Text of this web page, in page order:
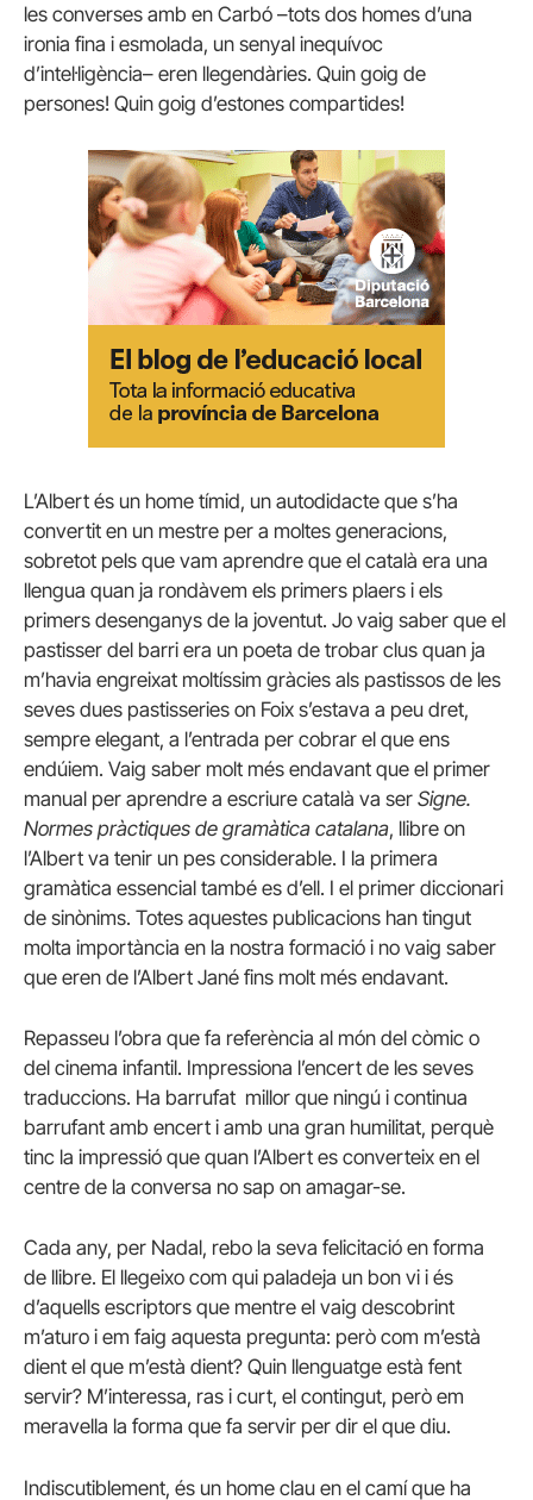
les converses amb en Carbó –tots dos homes d’una
ironia fina i esmolada, un senyal inequívoc
d’intel·ligència– eren llegendàries. Quin goig de
persones! Quin goig d’estones compartides!
L’Albert és un home tímid, un autodidacte que s’ha
convertit en un mestre per a moltes generacions,
sobretot pels que vam aprendre que el català era una
llengua quan ja rondàvem els primers plaers i els
primers desenganys de la joventut. Jo vaig saber que el
pastisser del barri era un poeta de trobar clus quan ja
m’havia engreixat moltíssim gràcies als pastissos de les
seves dues pastisseries on Foix s’estava a peu dret,
sempre elegant, a l’entrada per cobrar el que ens
endúiem. Vaig saber molt més endavant que el primer
manual per aprendre a escriure català va ser Signe.
Normes pràctiques de gramàtica catalana, llibre on
l’Albert va tenir un pes considerable. I la primera
gramàtica essencial també es d’ell. I el primer diccionari
de sinònims. Totes aquestes publicacions han tingut
molta importància en la nostra formació i no vaig saber
que eren de l’Albert Jané fins molt més endavant.
Repasseu l’obra que fa referència al món del còmic o
del cinema infantil. Impressiona l’encert de les seves
traduccions. Ha barrufat millor que ningú i continua
barrufant amb encert i amb una gran humilitat, perquè
tinc la impressió que quan l’Albert es converteix en el
centre de la conversa no sap on amagar-se.
Cada any, per Nadal, rebo la seva felicitació en forma
de llibre. El llegeixo com qui paladeja un bon vi i és
d’aquells escriptors que mentre el vaig descobrint
m’aturo i em faig aquesta pregunta: però com m’està
dient el que m’està dient? Quin llenguatge està fent
servir? M’interessa, ras i curt, el contingut, però em
meravella la forma que fa servir per dir el que diu.
Indiscutiblement, és un home clau en el camí que ha